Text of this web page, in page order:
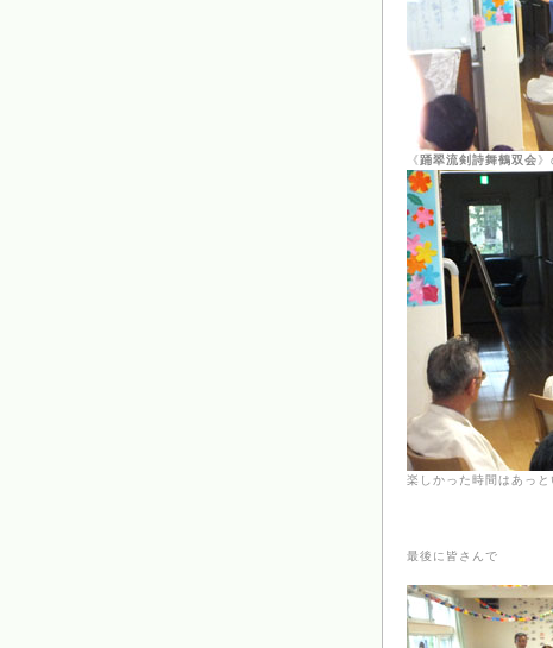
《踊翠流剣詩舞鶴双会
楽しかった時間はあっ
最後に皆さんで